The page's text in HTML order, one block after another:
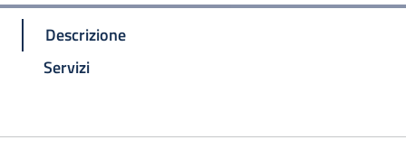
Descrizione
Servizi